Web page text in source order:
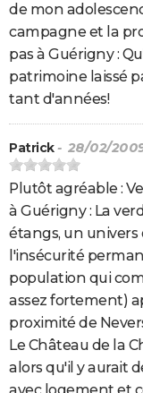
de mon
campagne et la
pas à Guérigny :
patrimoine laissé
tant d'années!
Patrick- 28/02/
Plutôt agréable :
à Guérigny : La
étangs, un
l'insécurité
population qui
assez fortement)
proximité de
Le Château de la
alors qu'il y aurait